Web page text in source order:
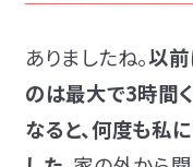
ありましたね。以前
のは最大で3時間
なると、何度も私